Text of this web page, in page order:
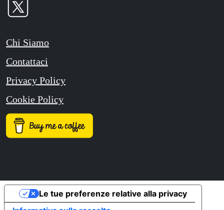
Chi Siamo
Contattaci
Privacy Policy
Cookie Policy
Le tue preferenze relative alla privacy